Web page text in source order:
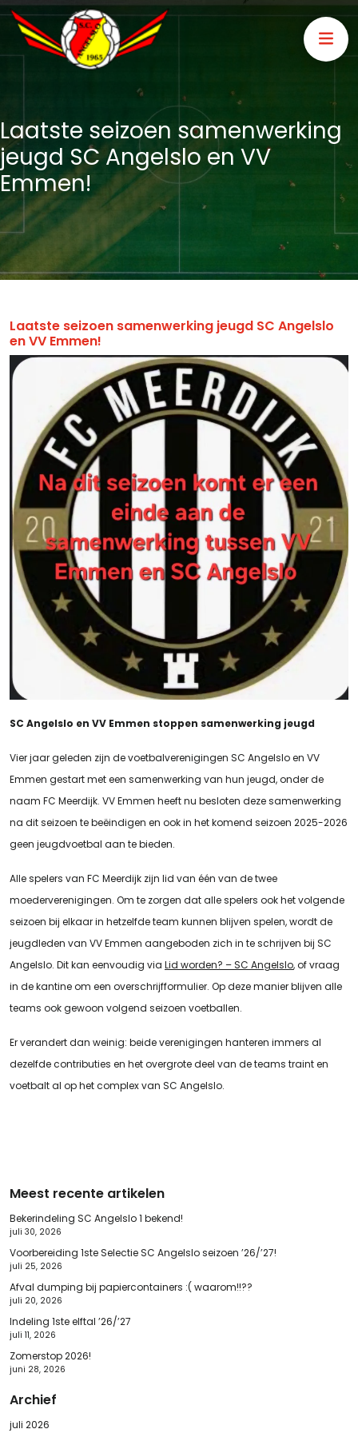
Laatste seizoen samenwerking
jeugd SC Angelslo en VV
Emmen!
Laatste seizoen samenwerking jeugd SC Angelslo
en VV Emmen!
SC Angelslo en VV Emmen stoppen samenwerking jeugd
Vier jaar geleden zijn de voetbalverenigingen SC Angelslo en VV
Emmen gestart met een samenwerking van hun jeugd, onder de
naam FC Meerdijk. VV Emmen heeft nu besloten deze samenwerking
na dit seizoen te beëindigen en ook in het komend seizoen 2025-2026
geen jeugdvoetbal aan te bieden.
Alle spelers van FC Meerdijk zijn lid van één van de twee
moederverenigingen. Om te zorgen dat alle spelers ook het volgende
seizoen bij elkaar in hetzelfde team kunnen blijven spelen, wordt de
jeugdleden van VV Emmen aangeboden zich in te schrijven bij SC
Angelslo. Dit kan eenvoudig via Lid worden? – SC Angelslo, of vraag
in de kantine om een overschrijfformulier. Op deze manier blijven alle
teams ook gewoon volgend seizoen voetballen.
Er verandert dan weinig: beide verenigingen hanteren immers al
dezelfde contributies en het overgrote deel van de teams traint en
voetbalt al op het complex van SC Angelslo.
Meest recente artikelen
Bekerindeling SC Angelslo 1 bekend!
juli 30, 2026
Voorbereiding 1ste Selectie SC Angelslo seizoen ’26/’27!
juli 25, 2026
Afval dumping bij papiercontainers :( waarom!!??
juli 20, 2026
Indeling 1ste elftal ’26/’27
juli 11, 2026
Zomerstop 2026!
juni 28, 2026
Archief
juli 2026